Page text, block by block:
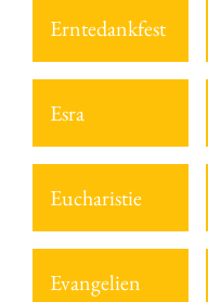
Erntedankfest
Esra
Eucharistie
Evangelien